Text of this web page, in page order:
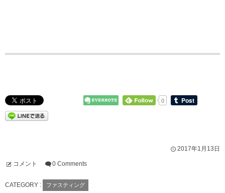
0
2017年1月13日
コメント 0 Comments
CATEGORY : ファスティング